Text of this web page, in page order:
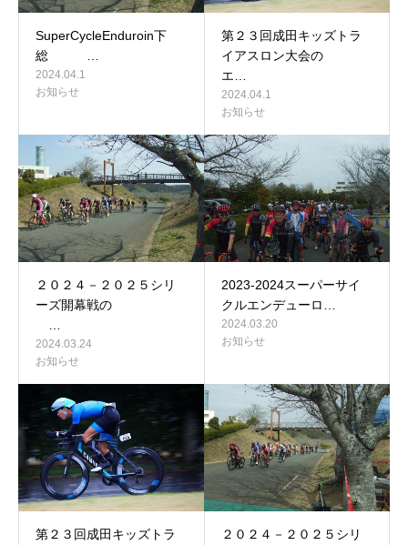
SuperCycleEnduroin下
総 …
2024.04.1
お知らせ
第２３回成田キッズトラ
イアスロン大会の
エ…
2024.04.1
お知らせ
２０２４－２０２５シリ
ーズ開幕戦の
2024.03.24
お知らせ
2023-2024スーパーサイ
クルエンデューロ…
2024.03.20
お知らせ
第２３回成田キッズトラ
２０２４－２０２５シリ